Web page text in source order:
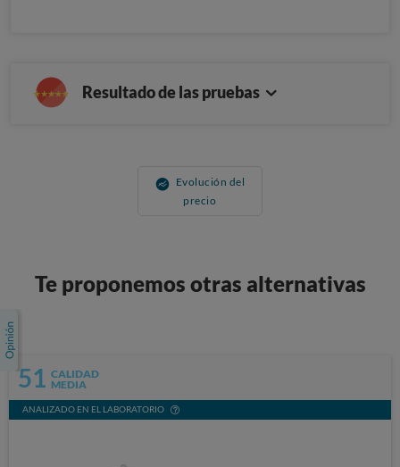
Resultado de las pruebas
Evolución del
precio
Te proponemos otras alternativas
51 CALIDAD
MEDIA
ANALIZADO EN EL LABORATORIO